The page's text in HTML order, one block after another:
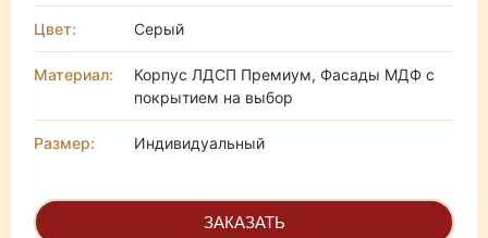
Цвет: Серый
Материал:
Корпус ЛДСП Премиум, Фасады МДФ с
покрытием на выбор
Размер: Индивидуальный
ЗАКАЗАТЬ